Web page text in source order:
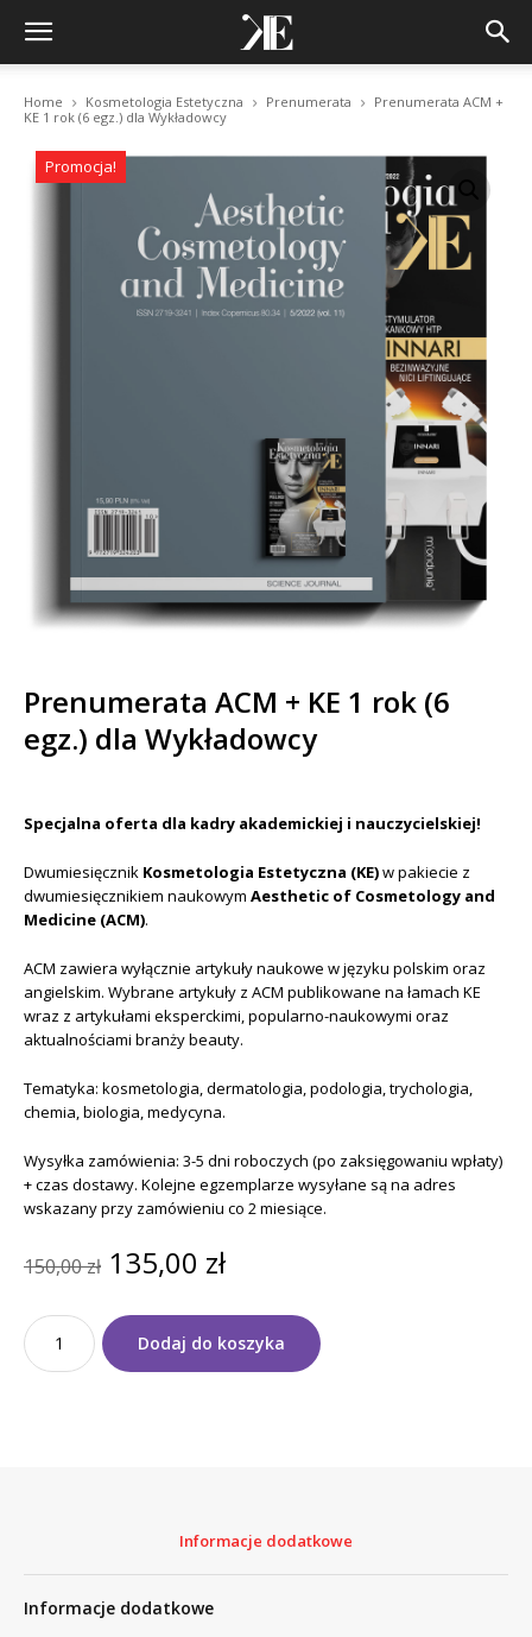
Home Kosmetologia Estetyczna Prenumerata
Prenumerata ACM +
KE 1 rok (6 egz.) dla Wykładowcy
Promocja!
Prenumerata ACM + KE 1 rok (6
egz.) dla Wykładowcy
Specjalna oferta dla kadry akademickiej i nauczycielskiej!
Dwumiesięcznik Kosmetologia Estetyczna (KE)w pakiecie z
dwumiesięcznikiem naukowym Aesthetic of Cosmetology and
Medicine (ACM).
ACM zawiera wyłącznie artykuły naukowe w języku polskim oraz
angielskim. Wybrane artykuły z ACM publikowane na łamach KE
wraz z artykułami eksperckimi, popularno-naukowymi oraz
aktualnościami branży beauty.
Tematyka: kosmetologia, dermatologia, podologia, trychologia,
chemia, biologia, medycyna.
Wysyłka zamówienia: 3-5 dni roboczych (po zaksięgowaniu wpłaty)
+ czas dostawy. Kolejne egzemplarze wysyłane są na adres
wskazany przy zamówieniu co 2 miesiące.
150,00zł Pierwotna
cena
wynosiła:
150,00 zł.
135,00 złAktualna
wynosi:
135,00 zł.
ilość
Prenumerata
ACM
Wykładowcy
Dodaj do koszyka
Informacje dodatkowe
Informacje dodatkowe